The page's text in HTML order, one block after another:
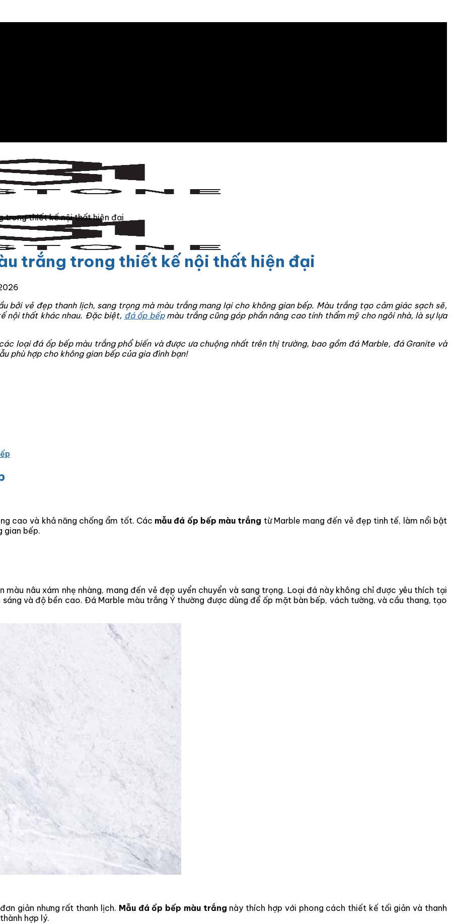
trong thiết kế nội thất hiện đại
trắng trong thiết kế nội thất hiện đại
bởi vẻ đẹp thanh lịch, sang trọng mà màu trắng mang lại cho không gian bếp. Màu trắng tạo cảm giác sạch sẽ,
nội thất khác nhau. Đặc biệt, đá ốp bếpmàu trắng cũng góp phần nâng cao tính thẩm mỹ cho ngôi nhà, là sự lựa
loại đá ốp bếp màu trắng phổ biến và được ưa chuộng nhất trên thị trường, bao gồm đá Marble, đá Granite và
phù hợp cho không gian bếp của gia đình bạn!
cao và khả năng chống ẩm tốt. Các mẫu đá ốp bếp màu trắng từ Marble mang đến vẻ đẹp tinh tế, làm nổi bật
gian bếp.
nâu xám nhẹ nhàng, mang đến vẻ đẹp uyển chuyển và sang trọng. Loại đá này không chỉ được yêu thích tại
và độ bền cao. Đá Marble màu trắng Ý thường được dùng để ốp mặt bàn bếp, vách tường, và cầu thang, tạo
giản nhưng rất thanh lịch. Mẫu đá ốp bếp màu trắng này thích hợp với phong cách thiết kế tối giản và thanh
hợp lý.